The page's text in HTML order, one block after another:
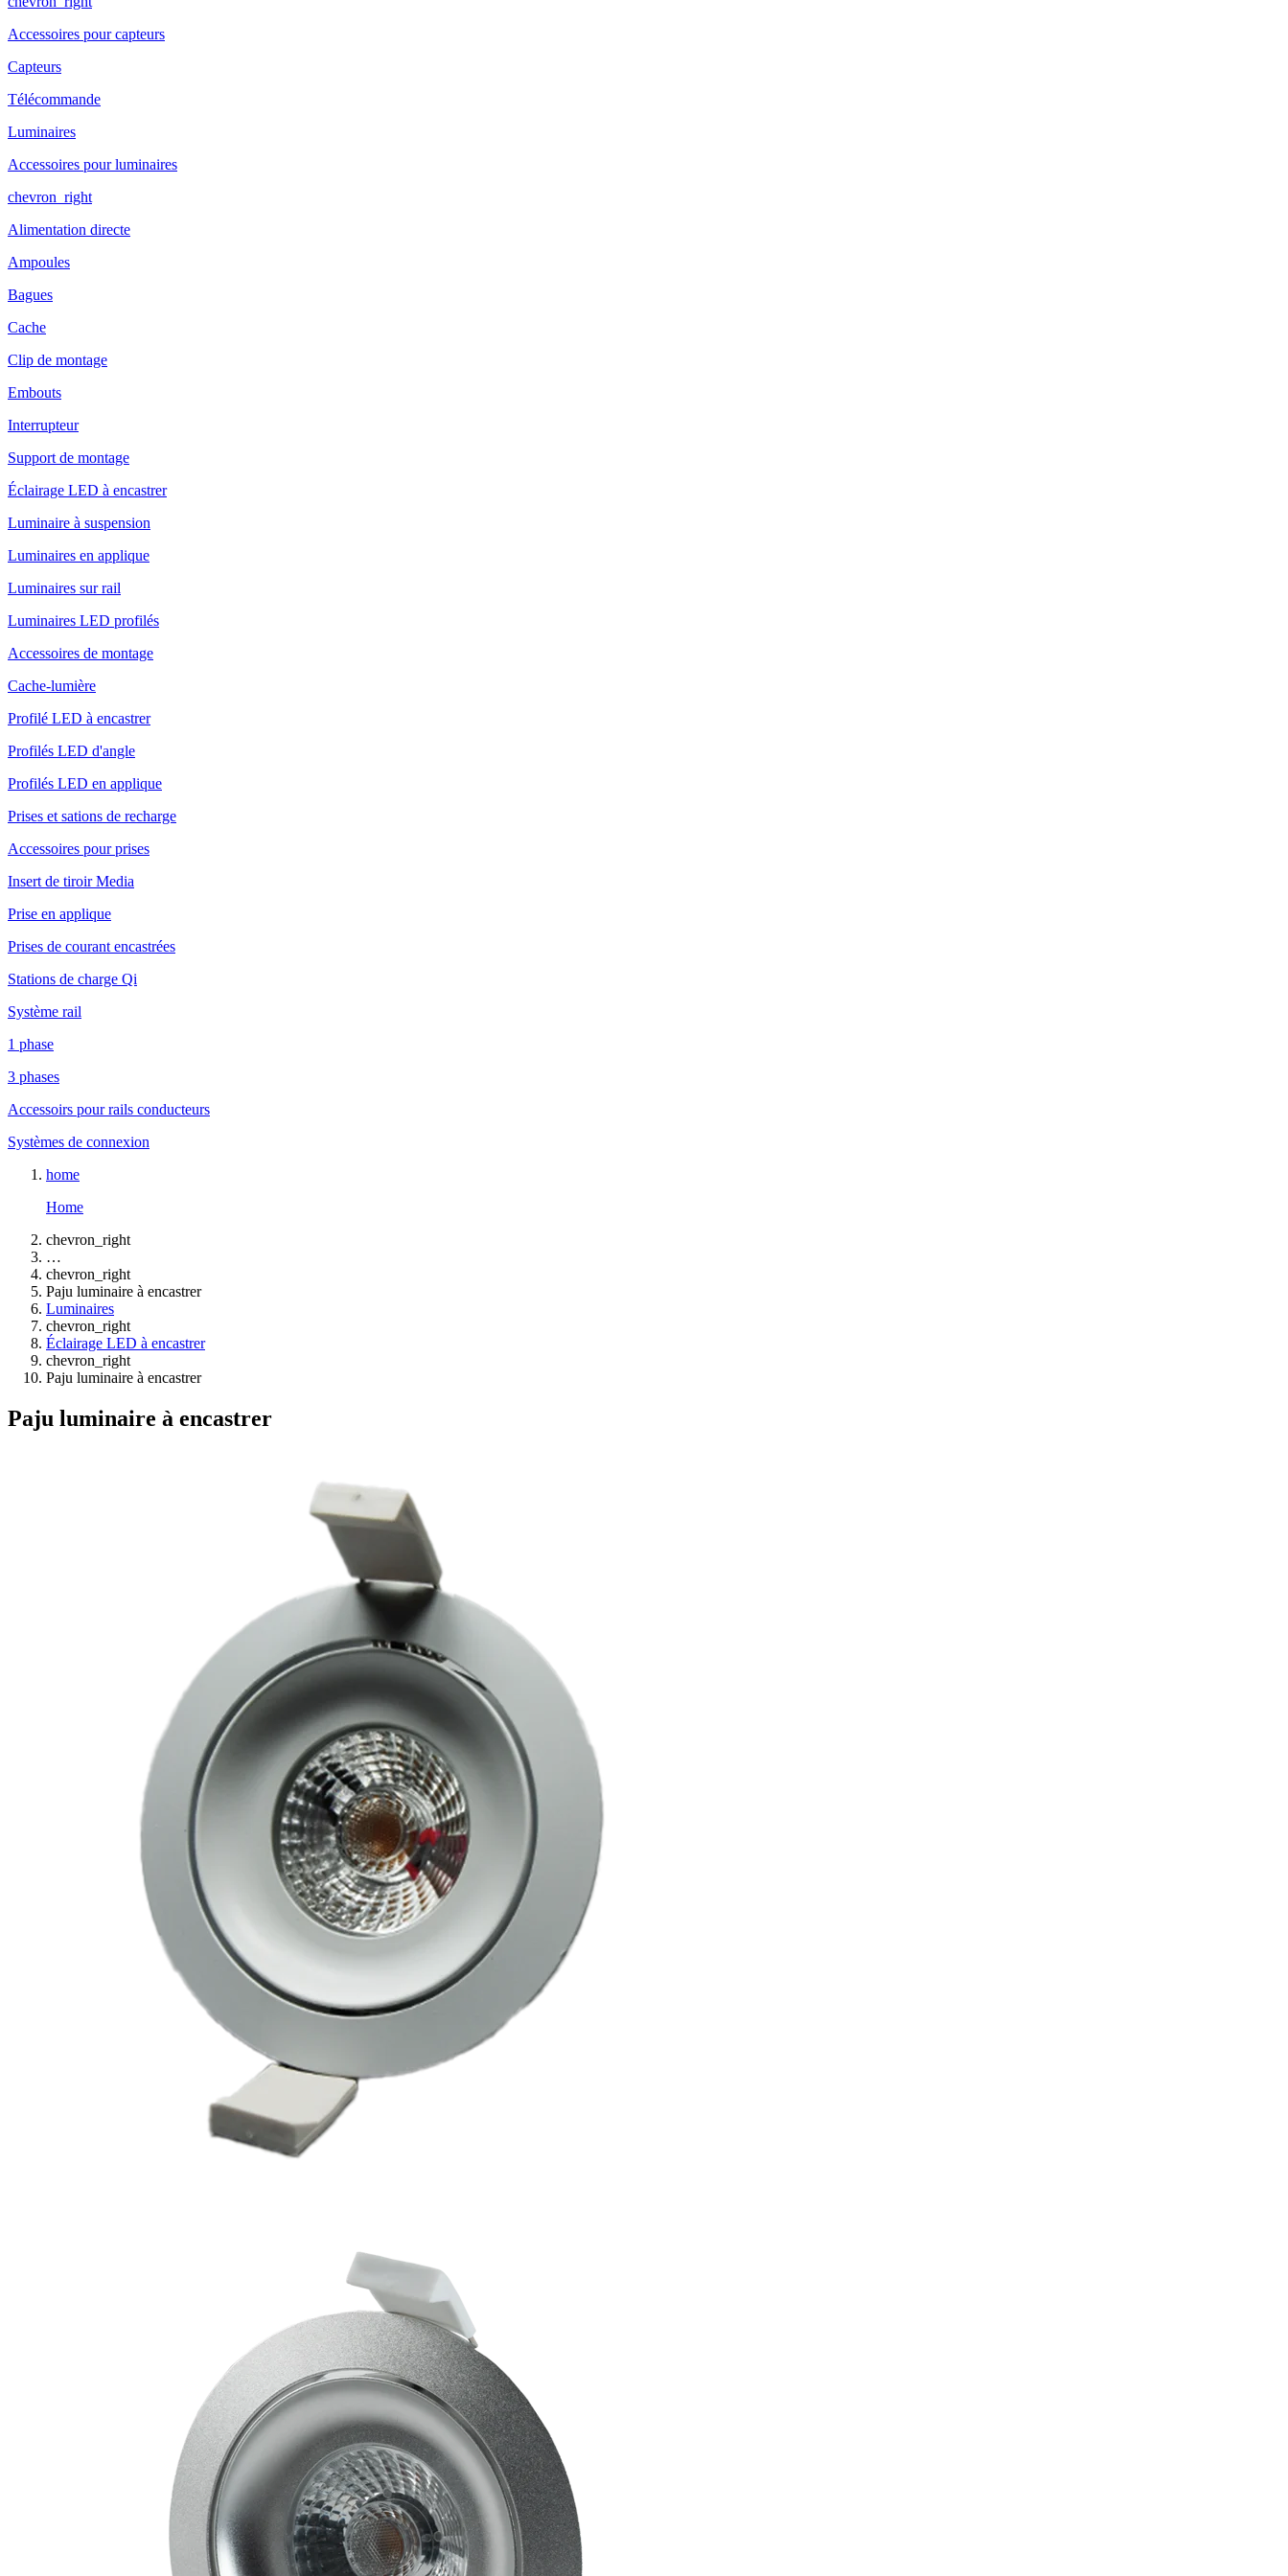
Accessoires pour capteurs
Capteurs
Télécommande
Luminaires
Accessoires pour luminaires
chevron_right
Alimentation directe
Ampoules
Bagues
Cache
Clip de montage
Embouts
Interrupteur
Support de montage
Éclairage LED à encastrer
Luminaire à suspension
Luminaires en applique
Luminaires sur rail
Luminaires LED profilés
Accessoires de montage
Cache-lumière
Profilé LED à encastrer
Profilés LED d'angle
Profilés LED en applique
Prises et sations de recharge
Accessoires pour prises
Insert de tiroir Media
Prise en applique
Prises de courant encastrées
Stations de charge Qi
Système rail
1 phase
3 phases
Accessoirs pour rails conducteurs
Systèmes de connexion
home
Home
chevron_right
…
chevron_right
Paju luminaire à encastrer
Luminaires
chevron_right
Éclairage LED à encastrer
chevron_right
Paju luminaire à encastrer
Paju luminaire à encastrer